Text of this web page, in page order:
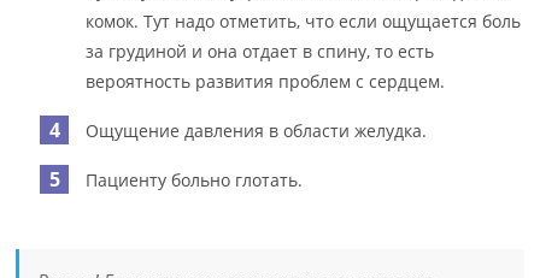
комок. Тут надо отметить, что если ощущается боль
за грудиной и она отдает в спину, то есть
вероятность развития проблем с сердцем.
Ощущение давления в области желудка.
Пациенту больно глотать.